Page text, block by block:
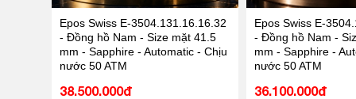
Epos Swiss E-3504.131.16.16.32
- Đồng hồ Nam - Size mặt 41.5
mm - Sapphire - Automatic - Chịu
nước 50 ATM
38.500.000đ
Epos Swiss E-
- Đồng hồ Nam -
mm - Sapphire -
nước 50 ATM
36.100.000đ